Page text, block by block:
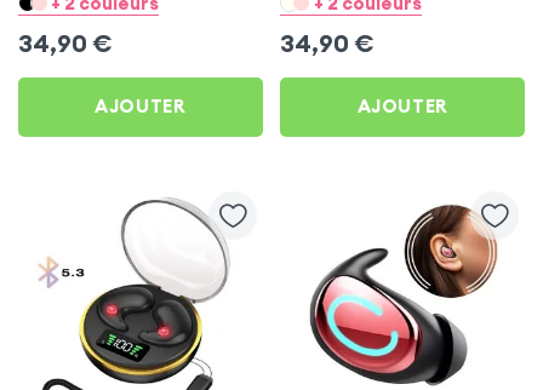
34,90 €
AJOUTER
34,90 €
AJOUTER